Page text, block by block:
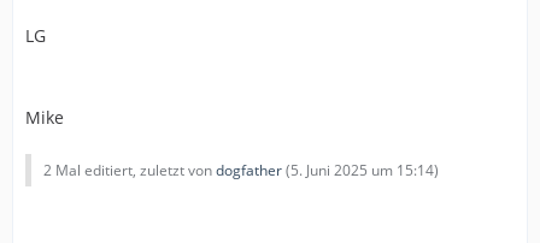
LG
Mike
2 Mal editiert, zuletzt vondogfather(5. Juni 2025 um 15:14)